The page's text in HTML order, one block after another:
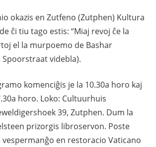
okazis en Zutfeno (Zutphen) Kultura
ĉi tiu tago estis: “Miaj revoj ĉe la
el la murpoemo de Bashar
Spoorstraat videbla).
komenciĝis je la 10.30a horo kaj
horo. Loko: Cultuurhuis
39, Zutphen. Dum la
prizorgis libroservon. Poste
vespermanĝo en restoracio Vaticano